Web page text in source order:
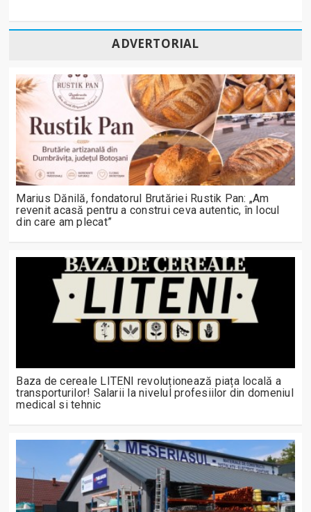
ADVERTORIAL
Marius Dănilă, fondatorul Brutăriei Rustik Pan: „Am
revenit acasă pentru a construi ceva autentic, în locul
din care am plecat”
Baza de cereale LITENI revoluționează piața locală a
transporturilor! Salarii la nivelul profesiilor din domeniul
medical si tehnic